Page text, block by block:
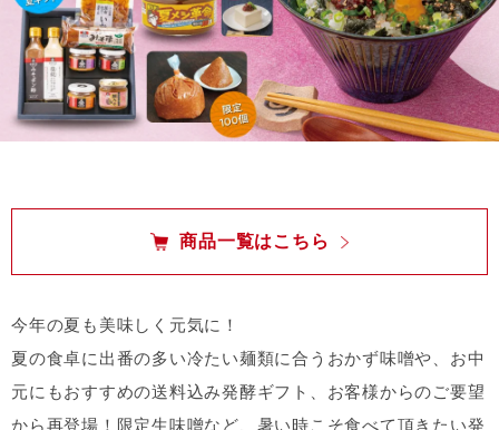
商品一覧はこちら
今年の夏も美味しく元気に！
夏の食卓に出番の多い冷たい麺類に合うおかず味噌や、お中
元にもおすすめの送料込み発酵ギフト、お客様からのご要望
から再登場！限定生味噌など、暑い時こそ食べて頂きたい発